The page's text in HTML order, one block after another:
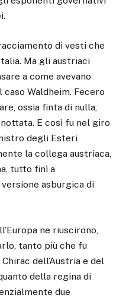
di vesti che
Ma gli austriaci
a come avevano
Waldheim. Fecero
ossia finta di nulla,
E così fu nel giro
degli Esteri
la collega austriaca,
tutto finì a
versione asburgica di
ne riuscirono,
tanto più che fu
dell’Austria e del
della regina di
due